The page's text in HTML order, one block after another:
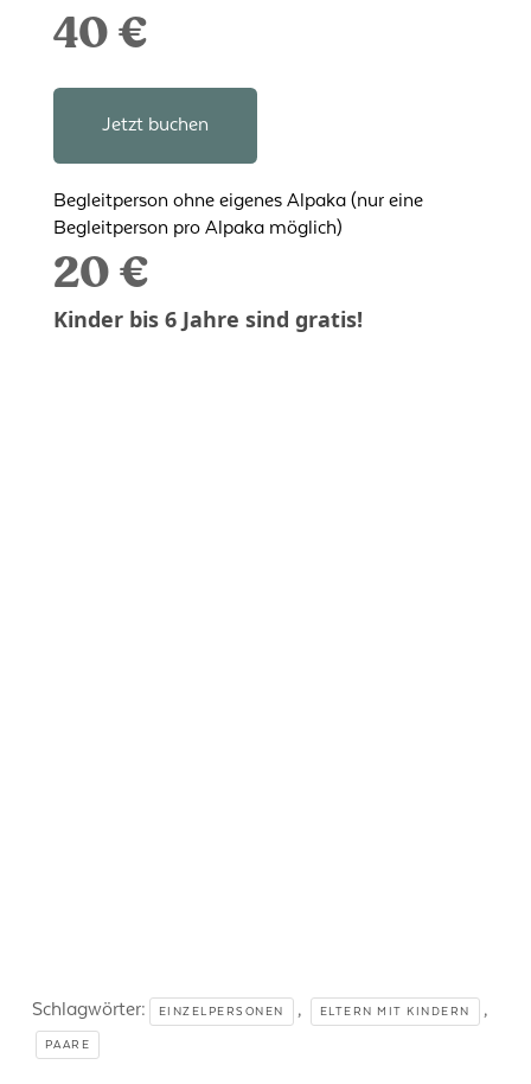
40 €
Jetzt buchen
Begleitperson ohne eigenes Alpaka (nur eine
Begleitperson pro Alpaka möglich)
20 €
Kinder bis 6 Jahre sind gratis!
Schlagwörter: EINZELPERSONEN , ELTERN MIT KINDERN ,
PAARE